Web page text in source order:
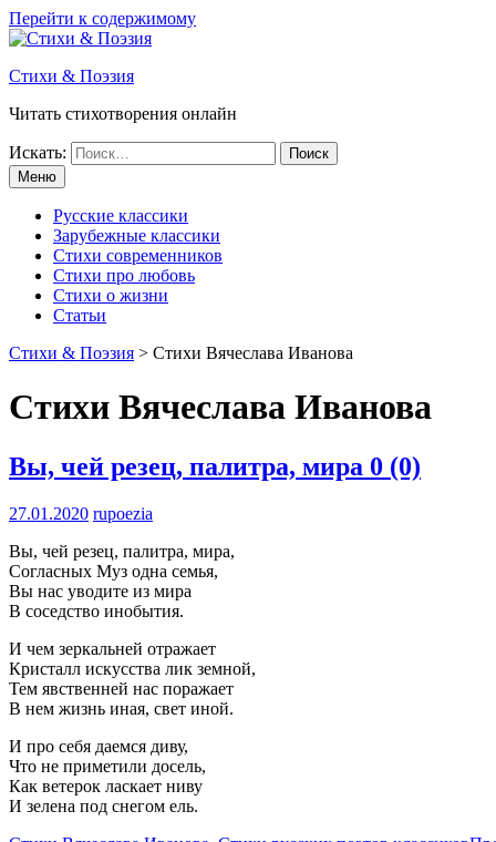
Перейти к содержимому
Стихи & Поэзия
Читать стихотворения онлайн
Искать:
Меню
Русские классики
Зарубежные классики
Стихи современников
Стихи про любовь
Стихи о жизни
Статьи
Стихи & Поэзия > Стихи Вячеслава Иванова
Стихи Вячеслава Иванова
Вы, чей резец, палитра, мира 0 (0)
27.01.2020 rupoezia
Вы, чей резец, палитра, мира,
Согласных Муз одна семья,
Вы нас уводите из мира
В соседство инобытия.
И чем зеркальней отражает
Кристалл искусства лик земной,
Тем явственней нас поражает
В нем жизнь иная, свет иной.
И про себя даемся диву,
Что не приметили досель,
Как ветерок ласкает ниву
И зелена под снегом ель.